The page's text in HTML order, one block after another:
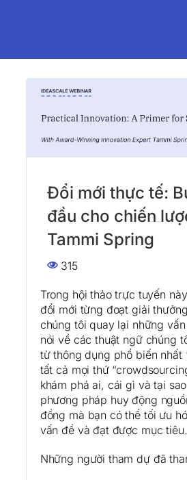
Đổi mới thực tế:
đầu cho chiến
Tammi Spring
315
Trong hội thảo trực tuyến
đổi mới từng đoạt giải
chúng tôi quay lại những
nói về các thuật ngữ chúng
từ thông dụng phổ biến nhất
tất cả mọi thứ
khám phá ai, cái gì và tại
phương pháp huy động
đồng mà bạn có thể tối ưu
vấn đề và đạt được mục tiêu.
Những người tham dự đã